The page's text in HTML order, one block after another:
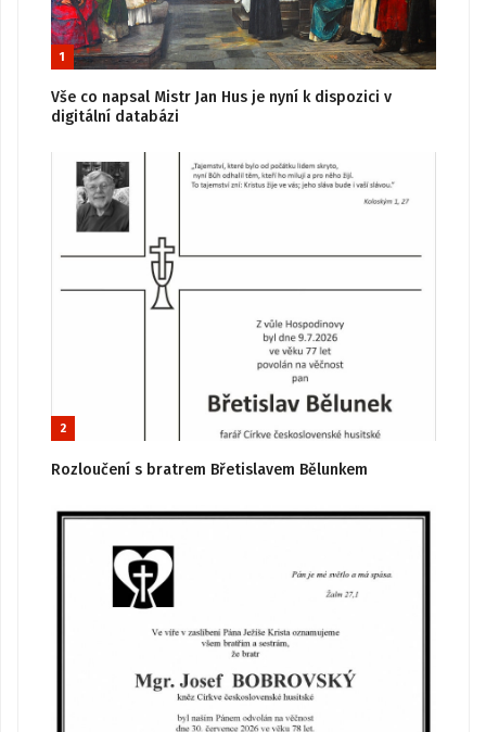
1
Vše co napsal Mistr Jan Hus je nyní k dispozici v
digitální databázi
2
Rozloučení s bratrem Břetislavem Bělunkem